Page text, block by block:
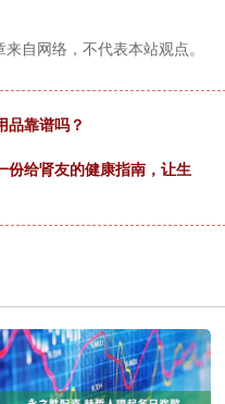
自网络，不代表本站观点。
品靠谱吗？
份给肾友的健康指南，让生